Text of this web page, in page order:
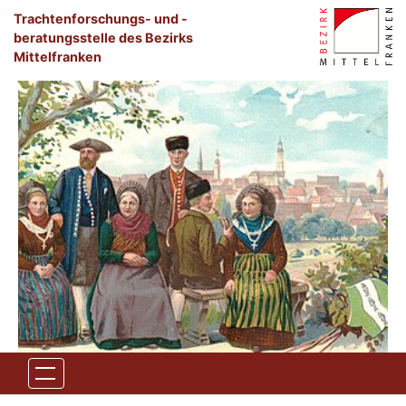
Zum Hauptinhalt springen
Trachtenforschungs- und -
beratungsstelle des Bezirks
Mittelfranken